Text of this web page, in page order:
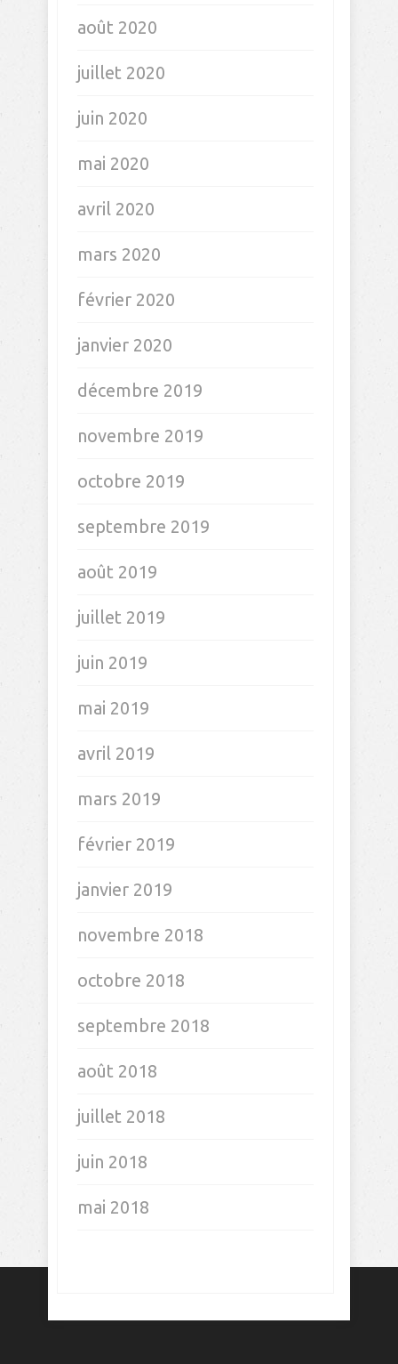
juillet 2021
juin 2021
mai 2021
avril 2021
mars 2021
février 2021
janvier 2021
décembre 2020
novembre 2020
octobre 2020
septembre 2020
août 2020
juillet 2020
juin 2020
mai 2020
avril 2020
mars 2020
février 2020
janvier 2020
décembre 2019
novembre 2019
octobre 2019
septembre 2019
août 2019
juillet 2019
juin 2019
mai 2019